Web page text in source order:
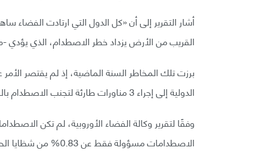
أشار التقرير إلى أن «كل الدول التي ارتادت الفضاء
القريب من الأرض يزداد خطر الاصطدام، الذي يؤدي
برزت تلك المخاطر السنة الماضية، إذ لم يقتصر
الدولية إلى إجراء 3 مناورات طارئة لتجنب الاصطدام بالحطام الفضائي.
وفقًا لتقرير وكالة الفضاء الأوروبية، لم تكن
الاصطدامات مسؤولة فقط عن 0.83% من شظايا الحطام.